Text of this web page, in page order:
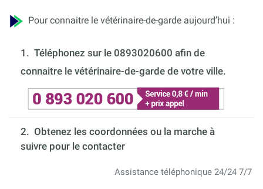
Pour connaitre le vétérinaire-de-garde aujourd’hui :
1. Téléphonez sur le 0893020600 afin de
connaitre le vétérinaire-de-garde de votre ville.
2. Obtenez les coordonnées ou la marche à
suivre pour le contacter
Assistance téléphonique 24/24 7/7